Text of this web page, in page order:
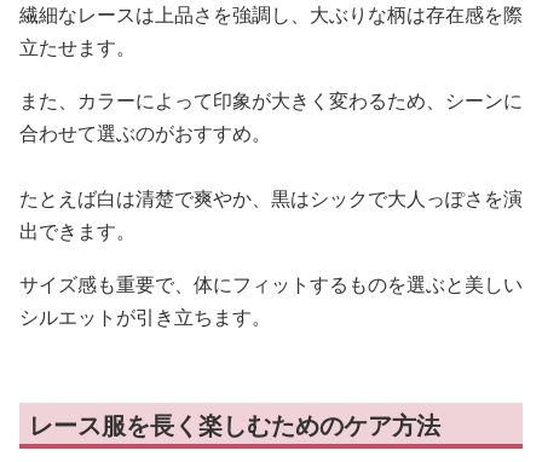
繊細なレースは上品さを強調し、大ぶりな柄は存在感を際
立たせます。
また、カラーによって印象が大きく変わるため、シーンに
合わせて選ぶのがおすすめ。
たとえば白は清楚で爽やか、黒はシックで大人っぽさを演
出できます。
サイズ感も重要で、体にフィットするものを選ぶと美しい
シルエットが引き立ちます。
レース服を長く楽しむためのケア方法